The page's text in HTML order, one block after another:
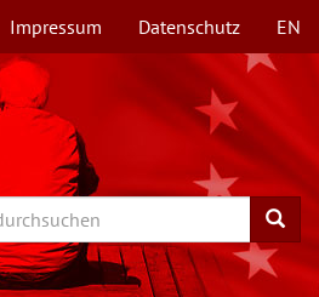
Impressum Datenschutz EN
Search